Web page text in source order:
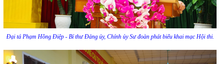
Đại tá Phạm Hồng Điệp - Bí thư Đảng ủy, Chính ủy Sư đoàn phát biểu khai mạc Hội thi.